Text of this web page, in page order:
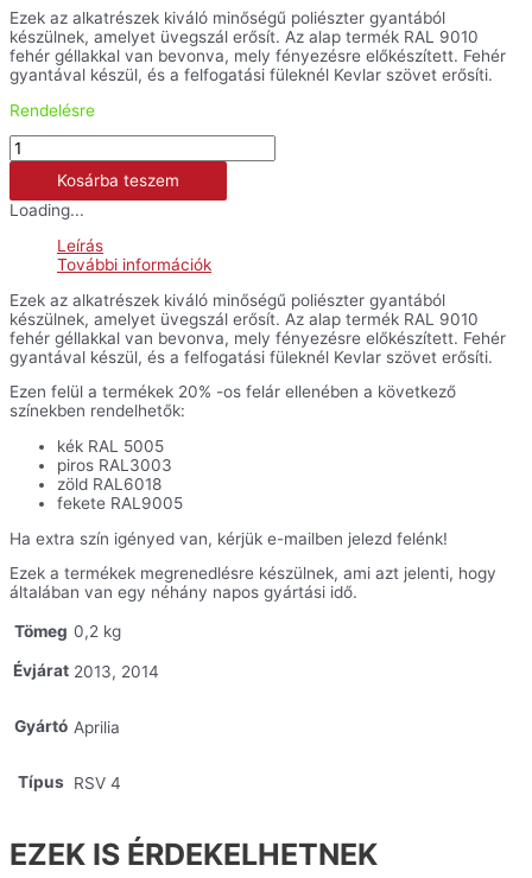
Ezek az alkatrészek kiváló minőségű poliészter gyantából
készülnek, amelyet üvegszál erősít. Az alap termék RAL 9010
fehér géllakkal van bevonva, mely fényezésre előkészített. Fehér
gyantával készül, és a felfogatási füleknél Kevlar szövet erősíti.
Rendelésre
Hasidom
-
4
mennyiség
Kosárba teszem
Loading...
Leírás
További információk
Ezek az alkatrészek kiváló minőségű poliészter gyantából
készülnek, amelyet üvegszál erősít. Az alap termék RAL 9010
fehér géllakkal van bevonva, mely fényezésre előkészített. Fehér
gyantával készül, és a felfogatási füleknél Kevlar szövet erősíti.
Ezen felül a termékek 20% -os felár ellenében a következő
színekben rendelhetők:
kék RAL 5005
piros RAL3003
zöld RAL6018
fekete RAL9005
Ha extra szín igényed van, kérjük e-mailben jelezd felénk!
Ezek a termékek megrenedlésre készülnek, ami azt jelenti, hogy
általában van egy néhány napos gyártási idő.
Tömeg 0,2 kg
Évjárat 2013, 2014
Gyártó Aprilia
Típus RSV 4
EZEK IS ÉRDEKELHETNEK